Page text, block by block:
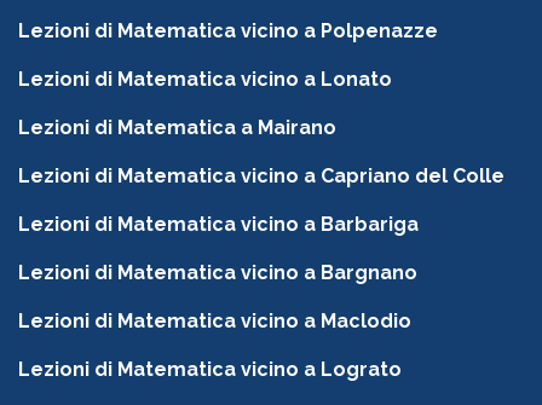
Lezioni di Matematica vicino a Polpenazze
Lezioni di Matematica vicino a Lonato
Lezioni di Matematica a Mairano
Lezioni di Matematica vicino a Capriano del Colle
Lezioni di Matematica vicino a Barbariga
Lezioni di Matematica vicino a Bargnano
Lezioni di Matematica vicino a Maclodio
Lezioni di Matematica vicino a Lograto